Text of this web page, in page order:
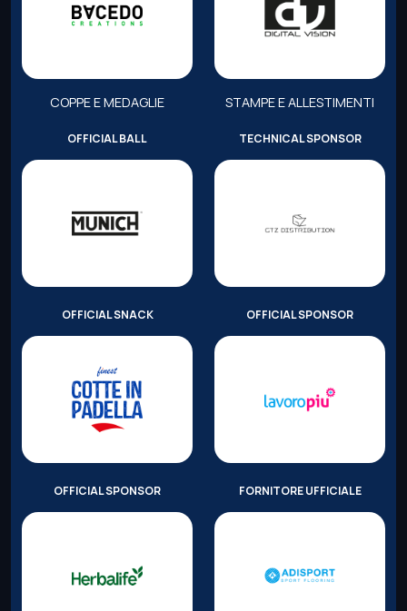
COPPE E MEDAGLIE STAMPE E ALLESTIMENTI
OFFICIAL BALL TECHNICAL SPONSOR
OFFICIAL SNACK OFFICIAL SPONSOR
OFFICIAL SPONSOR FORNITORE UFFICIALE